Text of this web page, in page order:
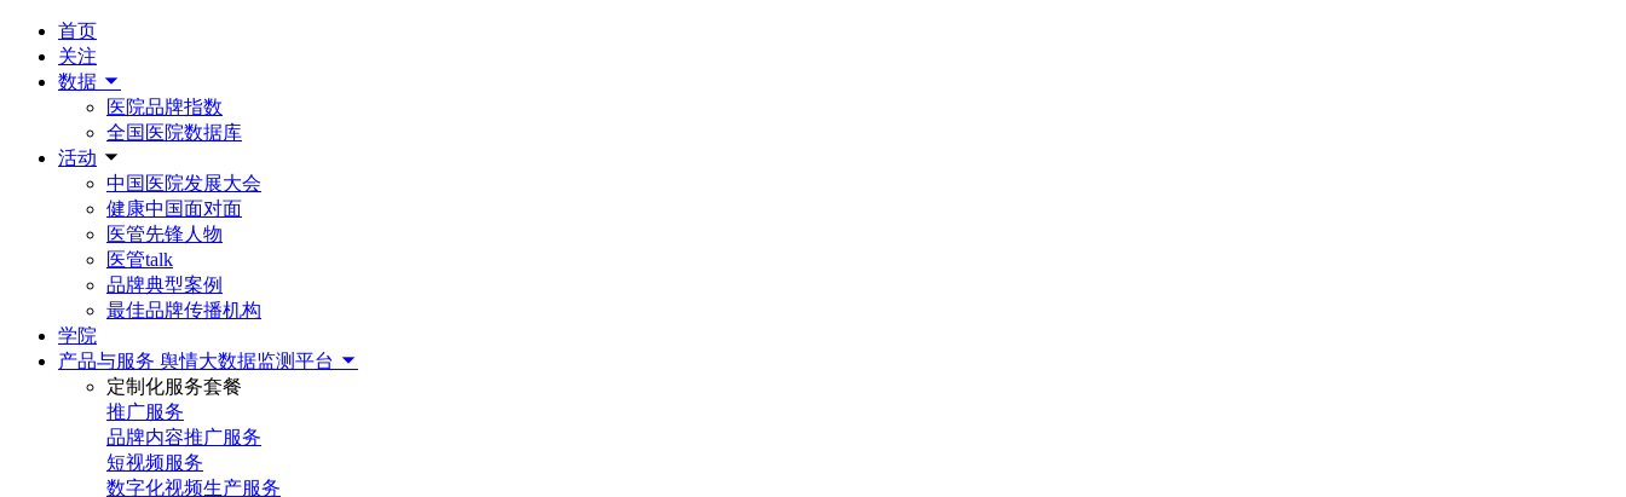
首页
关注
数据
医院品牌指数
全国医院数据库
活动
中国医院发展大会
健康中国面对面
医管先锋人物
医管talk
品牌典型案例
最佳品牌传播机构
学院
产品与服务 舆情大数据监测平台
定制化服务套餐
推广服务
品牌内容推广服务
短视频服务
数字化视频生产服务